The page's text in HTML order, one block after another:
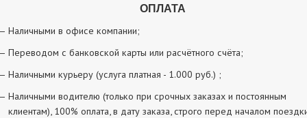
ОПЛАТА
Наличными в офисе компании;
Переводом с банковской карты или расчётного счёта;
Наличными курьеру (услуга платная - 1.000 руб.) ;
Наличными водителю (только при срочных заказах и постоянным
клиентам), 100% оплата, в дату заказа, строго перед началом